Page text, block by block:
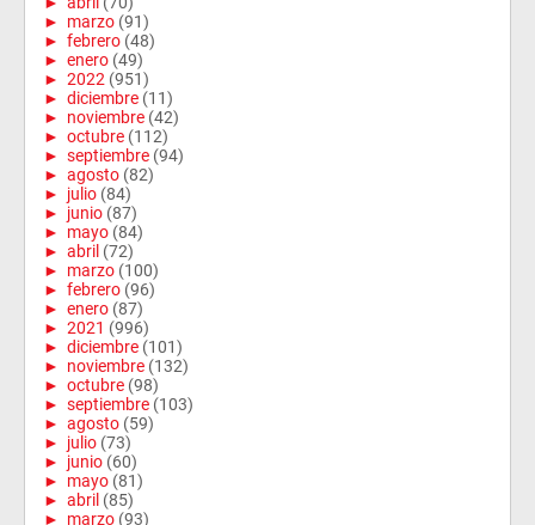
► marzo (91)
► febrero (48)
► enero (49)
► 2022 (951)
► diciembre (11)
► noviembre (42)
► octubre (112)
► septiembre (94)
► agosto (82)
► julio (84)
► junio (87)
► mayo (84)
► abril (72)
► marzo (100)
► febrero (96)
► enero (87)
► 2021 (996)
► diciembre (101)
► noviembre (132)
► octubre (98)
► septiembre (103)
► agosto (59)
► julio (73)
► junio (60)
► mayo (81)
► abril (85)
► marzo (93)